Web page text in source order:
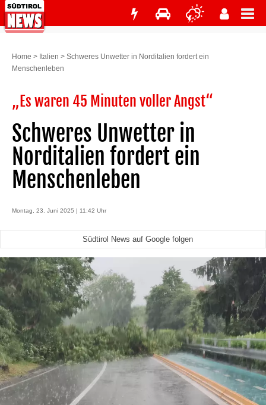
Home > Italien > Schweres Unwetter in Norditalien fordert ein
Menschenleben
„Es waren 45 Minuten voller Angst“
Schweres Unwetter in
Norditalien fordert ein
Menschenleben
Montag, 23. Juni 2025 | 11:42 Uhr
Südtirol News auf Google folgen